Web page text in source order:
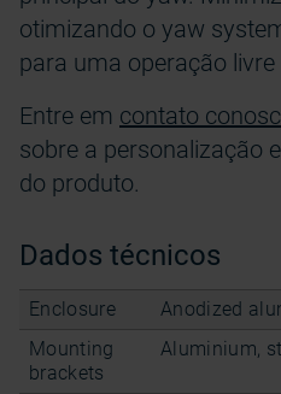
otimizando o yaw
para uma operação
Entre em contato
sobre a personalização
do produto.
Dados técnicos
Enclosure
Anodized
Mounting
brackets
Aluminium,